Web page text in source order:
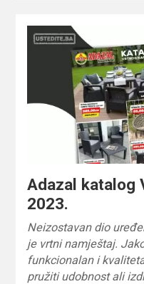
Adazal katalog
2023.
Neizostavan dio
je vrtni namještaj.
funkcionalan i
pružiti udobnost ali